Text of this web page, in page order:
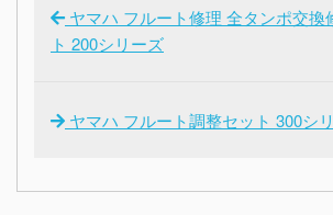
ヤマハ フルート修理 全タンポ交換
ト 200シリーズ
ヤマハ フルート調整セット 300シ